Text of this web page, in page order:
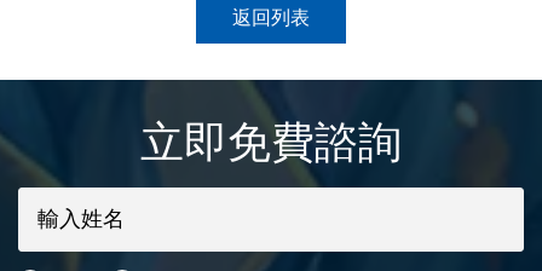
返回列表
立即免費諮詢